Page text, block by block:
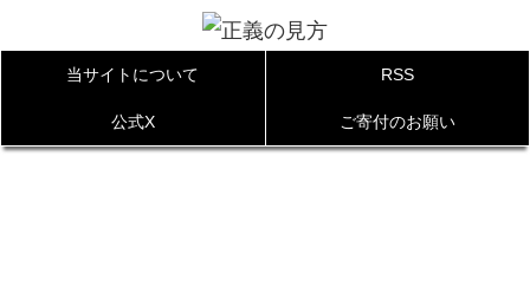
当サイトについて RSS
公式X ご寄付のお願い